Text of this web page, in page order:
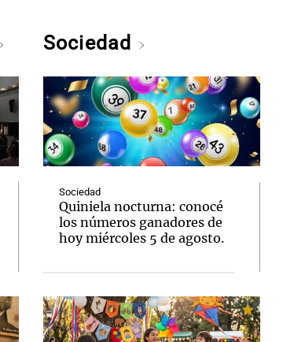
Sociedad
Sociedad
Quiniela nocturna: conocé
los números ganadores de
hoy miércoles 5 de agosto.